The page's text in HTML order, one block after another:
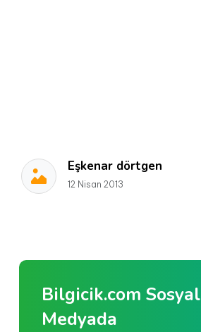
Eşkenar dörtgen
12 Nisan 2013
Bilgicik.com Sosyal
Medyada